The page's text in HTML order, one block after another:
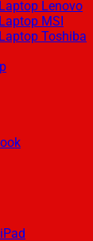
Lenovo
MSI
Toshiba